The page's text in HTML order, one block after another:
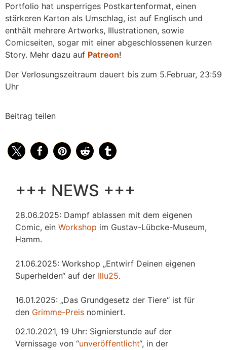
Portfolio hat unsperriges Postkartenformat, einen
stärkeren Karton als Umschlag, ist auf Englisch und
enthält mehrere Artworks, Illustrationen, sowie
Comicseiten, sogar mit einer abgeschlossenen kurzen
Story. Mehr dazu auf Patreon!
Der Verlosungszeitraum dauert bis zum 5.Februar, 23:59
Uhr
Beitrag teilen
+++ NEWS +++
28.06.2025: Dampf ablassen mit dem eigenen
Comic, ein Workshop im Gustav-Lübcke-Museum,
Hamm.
21.06.2025: Workshop „Entwirf Deinen eigenen
Superhelden“ auf der Illu25.
16.01.2025: „Das Grundgesetz der Tiere“ ist für
den Grimme-Preis nominiert.
02.10.2021, 19 Uhr: Signierstunde auf der
Vernissage von “unveröffentlicht“, in der